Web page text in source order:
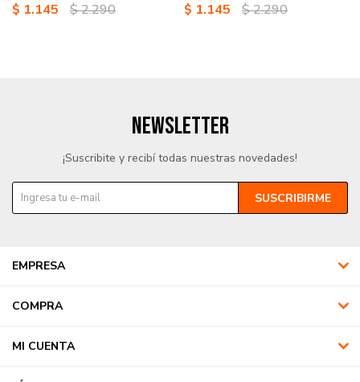
$ 1.145 $2.290 $ 1.145 $2.290
EMPRESA
COMPRA
MI CUENTA
NEWSLETTER
¡Suscribite y recibí todas nuestras novedades!
SUSCRIBIRME